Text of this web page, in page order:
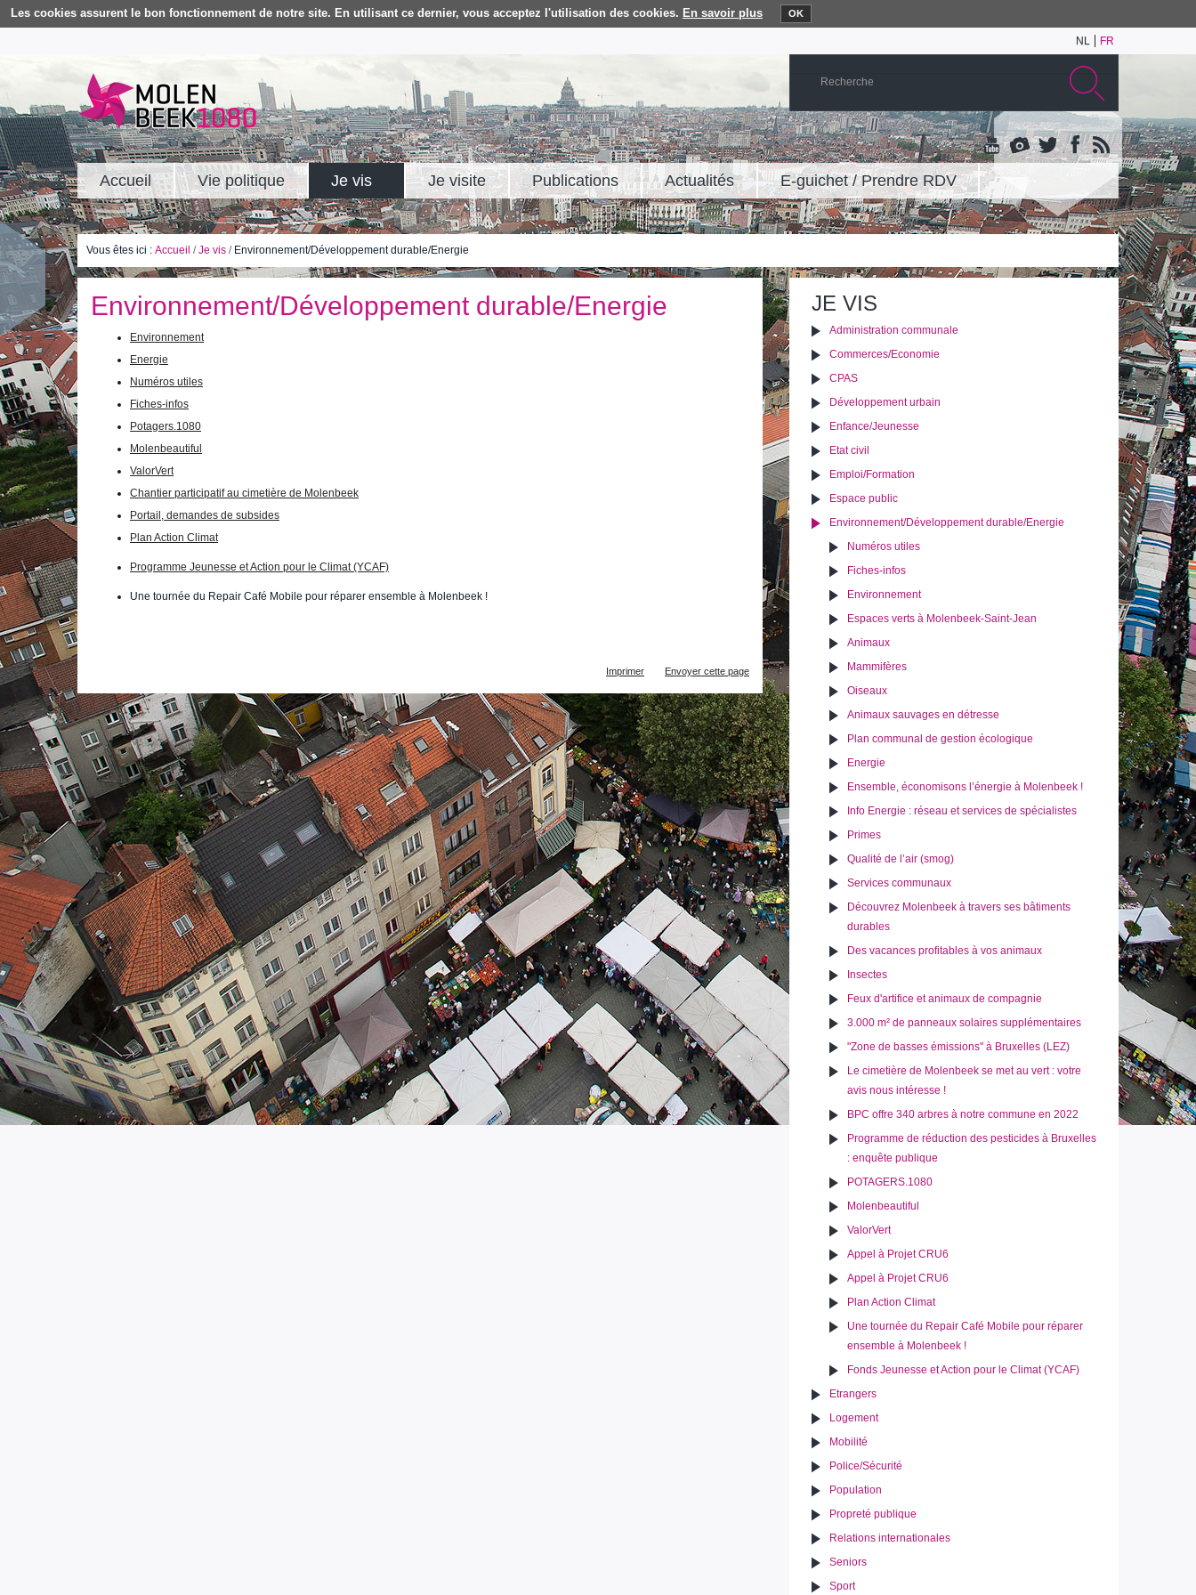
Les cookies assurent le bon fonctionnement de notre site. En utilisant ce dernier, vous acceptez l'utilisation des cookies. En savoir plus OK
NL FR
Accueil Vie politique Je vis Je visite Publications Actualités E-guichet / Prendre RDV
Vous êtes ici : Accueil /Je vis / Environnement/Développement durable/Energie
Environnement/Développement durable/Energie
Environnement
Energie
Numéros utiles
Fiches-infos
Potagers.1080
Molenbeautiful
ValorVert
Chantier participatif au cimetière de Molenbeek
Portail, demandes de subsides
Plan Action Climat
Programme Jeunesse et Action pour le Climat (YCAF)
Une tournée du Repair Café Mobile pour réparer ensemble à Molenbeek !
le
document
Imprimer Envoyer cette page
JE VIS
Administration communale
Commerces/Economie
CPAS
Développement urbain
Enfance/Jeunesse
Etat civil
Emploi/Formation
Espace public
Environnement/Développement durable/Energie
Numéros utiles
Fiches-infos
Environnement
Espaces verts à Molenbeek-Saint-Jean
Animaux
Mammifères
Oiseaux
Animaux sauvages en détresse
Plan communal de gestion écologique
Energie
Ensemble, économisons l’énergie à Molenbeek !
Info Energie : réseau et services de spécialistes
Primes
Qualité de l’air (smog)
Services communaux
Découvrez Molenbeek à travers ses bâtiments
durables
Des vacances profitables à vos animaux
Insectes
Feux d'artifice et animaux de compagnie
3.000 m² de panneaux solaires supplémentaires
"Zone de basses émissions" à Bruxelles (LEZ)
Le cimetière de Molenbeek se met au vert : votre
avis nous intéresse !
BPC offre 340 arbres à notre commune en 2022
Programme de réduction des pesticides à Bruxelles
: enquête publique
POTAGERS.1080
Molenbeautiful
ValorVert
Appel à Projet CRU6
Appel à Projet CRU6
Plan Action Climat
Une tournée du Repair Café Mobile pour réparer
ensemble à Molenbeek !
Fonds Jeunesse et Action pour le Climat (YCAF)
Etrangers
Logement
Mobilité
Police/Sécurité
Population
Propreté publique
Relations internationales
Seniors
Sport